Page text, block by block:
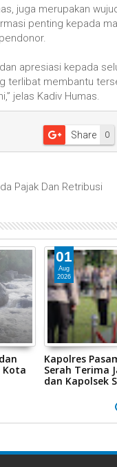
juga merupakan
penting kepada
apresiasi kepada
terlibat membantu
jelas Kadiv Humas.
0
Share
Pajak Dan Retribusi
Kota
01
Aug
2026
Kapolres
Serah Terima
dan Kapolsek